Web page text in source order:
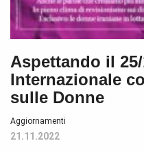
Aspettando il
Internazionale
sulle Donne
Aggiornamenti
21.11.2022